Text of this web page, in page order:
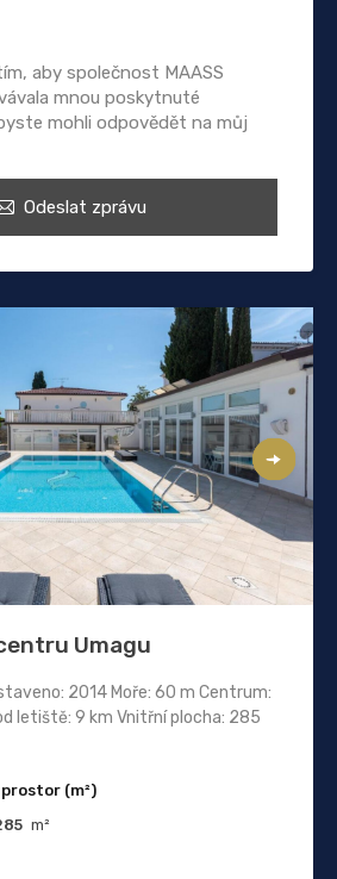
aby společnost MAASS
mnou poskytnuté
mohli odpovědět na můj
Odeslat zprávu
Umagu
2014 Moře: 60 m Centrum:
letiště: 9 km Vnitřní plocha: 285
(m²)
m²